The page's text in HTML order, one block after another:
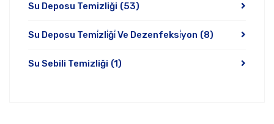
Su Deposu Temizliği (53)
Su Deposu Temi̇zli̇ği̇ Ve Dezenfeksi̇yon (8)
Su Sebili Temizliği (1)